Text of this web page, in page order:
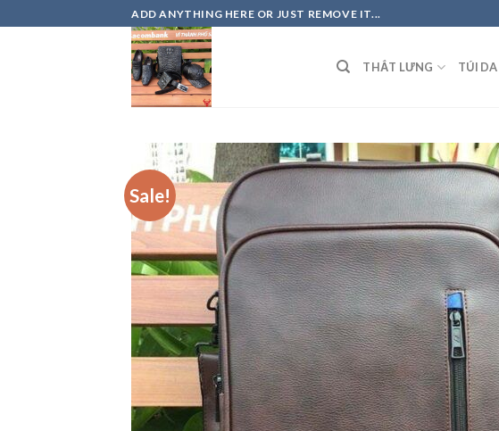
to
ADD ANYTHING HERE OR JUST REMOVE IT...
THẮT LƯNG TÚI DA
Sale!